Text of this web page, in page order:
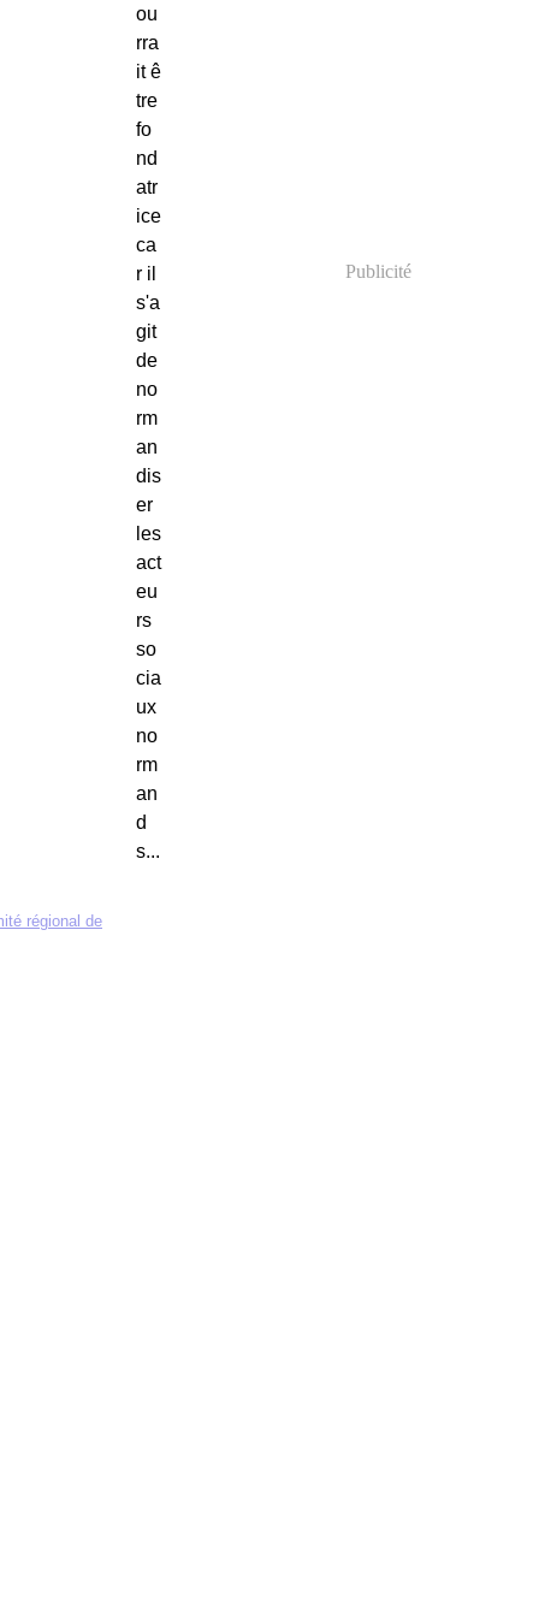
ou
rra
it ê
tre
fo
nd
atr
ice
ca
r il
s'a
git
de
no
rm
an
dis
er
les
act
eu
rs
so
cia
ux
no
rm
an
d
s...
régional de
Publicité